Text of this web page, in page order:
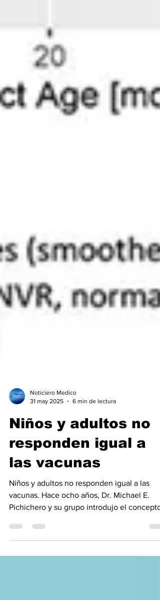
Noticiero Medico
31 may 2025
6 min de lectura
Niños y adultos no
responden igual a
las vacunas
Niños y adultos no responden igual a las
vacunas. Hace ocho años, Dr. Michael E.